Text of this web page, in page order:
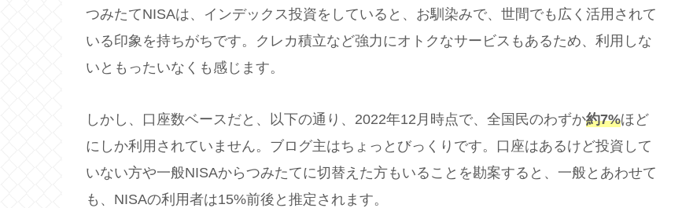
つみたてNISAは、インデックス投資をしていると、お馴染みで、世間でも広く活用されて
いる印象を持ちがちです。クレカ積立など強力にオトクなサービスもあるため、利用しな
いともったいなくも感じます。
しかし、口座数ベースだと、以下の通り、2022年12月時点で、全国民のわずか約7%ほど
にしか利用されていません。ブログ主はちょっとびっくりです。口座はあるけど投資して
いない方や一般NISAからつみたてに切替えた方もいることを勘案すると、一般とあわせて
も、NISAの利用者は15%前後と推定されます。